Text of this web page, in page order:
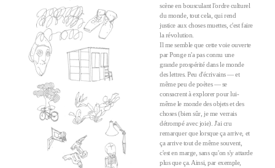
scène en bousculant l'ordre culturel
du monde, tout cela, qui rend
justice aux choses muettes, c'est faire
la révolution.
Il me semble que cette voie ouverte
par Ponge n'a pas connu une
grande prospérité dans le monde
des lettres. Peu d'écrivains — et
même peu de poètes — se
consacrent à explorer pour lui-
même le monde des objets et des
choses (bien sûr, je me verrais
détrompé avec joie). J'ai cru
remarquer que lorsque ça arrive, et
ça arrive tout de même souvent,
c'est en marge, sans qu'on s'y attarde
plus que ça. Ainsi, par exemple,